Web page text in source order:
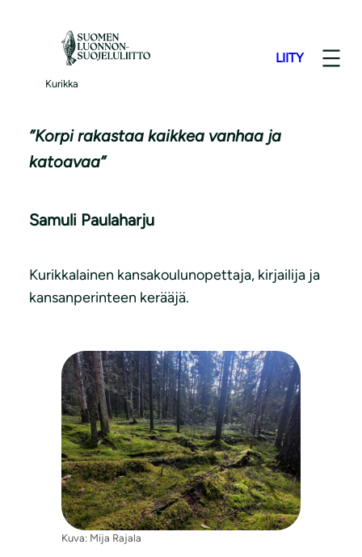
Kurikka
LIITY
Kuva: Mija Rajala
Paikallisluonto
”Korpi rakastaa kaikkea vanhaa ja
katoavaa”
Samuli Paulaharju
Kurikkalainen kansakoulunopettaja, kirjailija ja
kansanperinteen kerääjä.